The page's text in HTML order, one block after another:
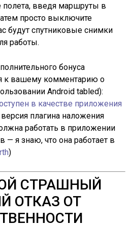
полета, введя маршруты в
просто выключите
будут спутниковые снимки
работы.
бонуса
к вашему комментарию о
Android tabled):
в качестве приложения
плагина наложения
работать в приложении
— я знаю, что она работает в
)
СТРАШНЫЙ
ОТКАЗ ОТ